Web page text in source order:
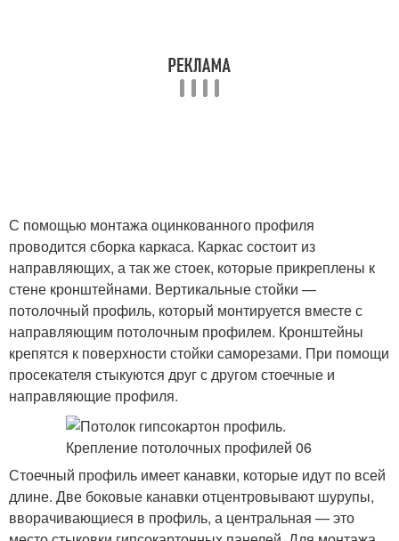
С помощью монтажа оцинкованного профиля
проводится сборка каркаса. Каркас состоит из
направляющих, а так же стоек, которые прикреплены к
стене кронштейнами. Вертикальные стойки —
потолочный профиль, который монтируется вместе с
направляющим потолочным профилем. Кронштейны
крепятся к поверхности стойки саморезами. При помощи
просекателя стыкуются друг с другом стоечные и
направляющие профиля.
Стоечный профиль имеет канавки, которые идут по всей
длине. Две боковые канавки отцентровывают шурупы,
вворачивающиеся в профиль, а центральная — это